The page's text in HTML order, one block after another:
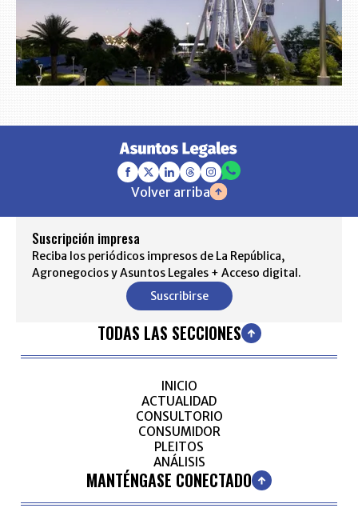
Volver arriba
Suscripción impresa
Reciba los periódicos impresos de La República,
Agronegocios y Asuntos Legales + Acceso digital.
Suscribirse
TODAS LAS SECCIONES
INICIO
ACTUALIDAD
CONSULTORIO
CONSUMIDOR
PLEITOS
ANÁLISIS
MANTÉNGASE CONECTADO